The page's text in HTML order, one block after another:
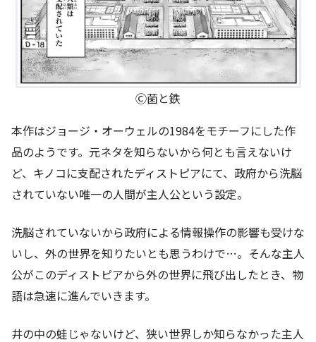
Ⓒ菌と鉄
本作はジョージ・オーウェルの1984をモチーフにした作
品のようです。元ネタを知らないから何とも言えないけ
ど、キノコに支配されたディストピアにて、政府から洗脳
されていない唯一の人間が主人公という設定。
洗脳されていないから政府による情報操作の影響も受けな
いし、外の世界を知りたいとも思うわけで…。そんな主人
公がこのディストピアから外の世界に飛び出したとき、物
語は急速に進んでいきます。
井の中の蛙じゃないけど、狭い世界しか知らなかった主人